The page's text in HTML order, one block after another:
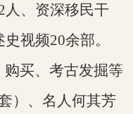
人、资深移民干
视频20余部。
买、考古发掘等
）、名人何其芳